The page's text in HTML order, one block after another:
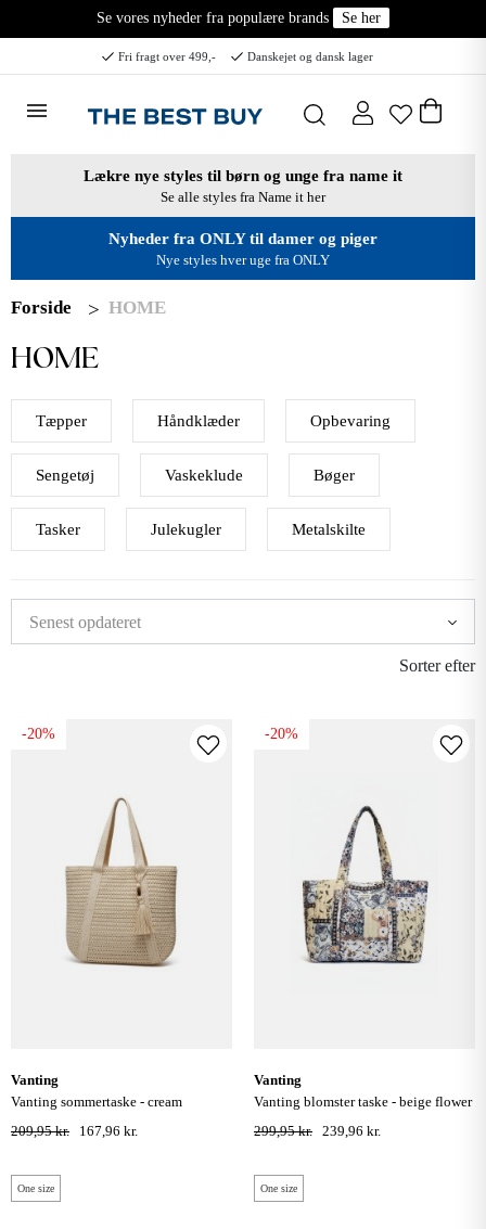
Se vores nyheder fra populære brands Se her
Fri fragt over 499,- Danskejet og dansk lager
Lækre nye styles til børn og unge fra name it
Se alle styles fra Name it her
Nyheder fra ONLY til damer og piger
Nye styles hver uge fra ONLY
Forside HOME
HOME
Tæpper Håndklæder Opbevaring
Sengetøj Vaskeklude Bøger
Tasker Julekugler Metalskilte
Sorter efter
-20%
vanting
vanting sommertaske - cream
209,95 kr.
167,96 kr.
One size
-20%
vanting
vanting blomster taske - beige flower
299,95 kr. 239,96 kr.
One size